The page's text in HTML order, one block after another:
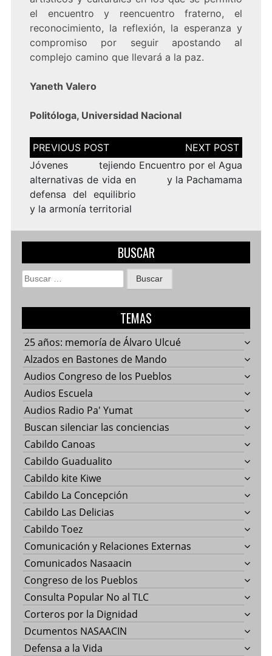
el encuentro y reencuentro fraterno, el
reconocimiento, la reflexión, la esperanza y
compromiso por seguir apostando al
complejo camino que llevará a la paz.
Yaneth Valero
Politóloga, Universidad Nacional
Navegación
de
entradas
Jóvenes tejiendo
alternativas de vida en
defensa del equilibrio
y la armonía territorial
Encuentro por el Agua
y la Pachamama
BUSCAR
Buscar:
TEMAS
25 años: memoría de Álvaro Ulcué
Alzados en Bastones de Mando
Audios Congreso de los Pueblos
Audios Escuela
Audios Radio Pa' Yumat
Buscan silenciar las conciencias
Cabildo Canoas
Cabildo Guadualito
Cabildo kite Kiwe
Cabildo La Concepción
Cabildo Las Delicias
Cabildo Toez
Comunicación y Relaciones Externas
Comunicados Nasaacin
Congreso de los Pueblos
Consulta Popular No al TLC
Corteros por la Dignidad
Dcumentos NASAACIN
Defensa a la Vida